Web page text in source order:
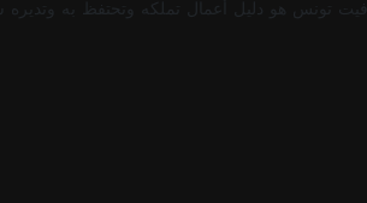
تونس هو دليل أعمال تملكه وتحتفظ به وتديره